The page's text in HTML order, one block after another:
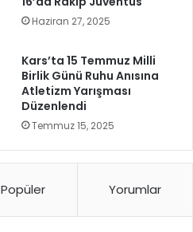
Haziran 27, 2025
Kars’ta 15 Temmuz Milli
Birlik Günü Ruhu Anısına
Atletizm Yarışması
Düzenlendi
Temmuz 15, 2025
Popüler Yorumlar